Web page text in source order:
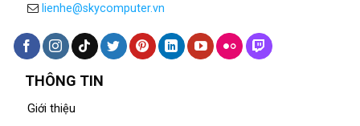
lienhe@skycomputer.vn
THÔNG TIN
Giới thiệu